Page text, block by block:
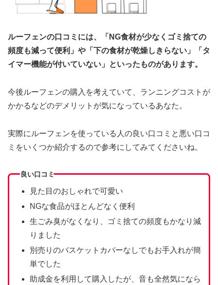
ルーフェンの口コミには、「NG食材が少なくゴミ捨ての
頻度も減って便利」や「下の食材が乾燥しきらない」「タ
イマー機能が付いていない」といったものがあります。
今後ルーフェンの購入を考えていて、ランニングコストが
かかるなどのデメリットが気になっているあなた。
実際にルーフェンを使っている人の良い口コミと悪い口コ
ミをいくつか紹介するので参考にしてみてくださいね。
良い口コミ
見た目のおしゃれで可愛い
NGな食品がほとんどなく便利
生ごみ臭がなくなり、ゴミ捨ての頻度もかなり減
りました
別売りのバスケットカバーなしでもお手入れが簡
単でした
助成金を利用して購入したが、音も全然気になら